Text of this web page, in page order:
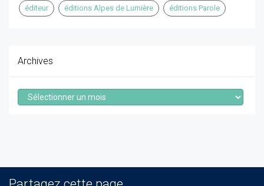
éditeur éditions Alpes de Lumière éditions Parole
Archives
Archives